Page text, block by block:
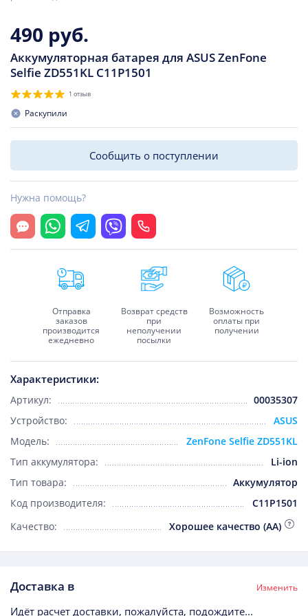
Характеристики:
Артикул:
00035307
Устройство:
ASUS
Модель:
ZenFone Selfie ZD551KL
Тип аккумулятора:
Li-ion
Тип товара:
Аккумулятор
Код производителя:
C11P1501
Качество:
Хорошее качество (AA)
490 руб.
Аккумуляторная батарея для ASUS ZenFone
Selfie ZD551KL C11P1501
1 отзыв
Раскупили
Сообщить о поступлении
Нужна помощь?
Открыть чат
WhatsappTelegramViber Позвонить
Доставка в Изменить
Идёт расчет доставки, пожалуйста, подождите...
Отправка
заказов
производится
ежедневно
Возврат средств
при
неполучении
посылки
Возможность
оплаты при
получении